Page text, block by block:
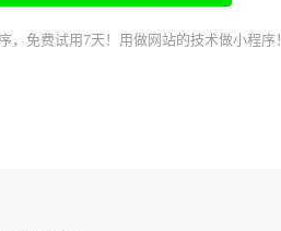
，免费试用7天！用做网站的技术做小程序！